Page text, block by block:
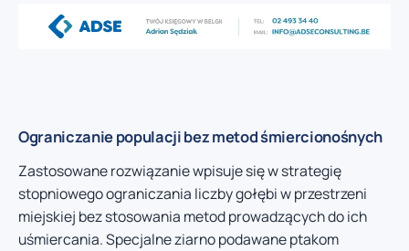
Ograniczanie populacji bez metod śmiercionośnych
Zastosowane rozwiązanie wpisuje się w strategię
stopniowego ograniczania liczby gołębi w przestrzeni
miejskiej bez stosowania metod prowadzących do ich
uśmiercania. Specjalne ziarno podawane ptakom